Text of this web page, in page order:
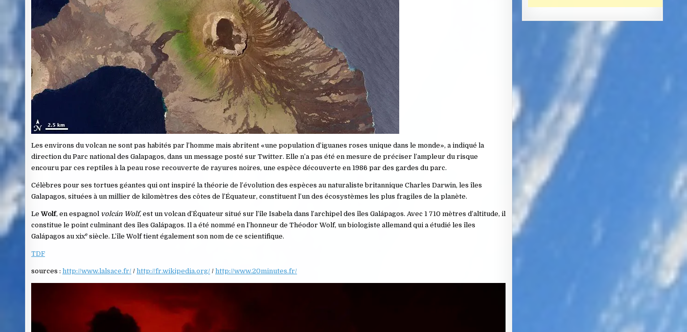
Les environs du volcan ne sont pas habités par l’homme mais abritent «une population d’iguanes roses unique dans le monde», a indiqué la
direction du Parc national des Galapagos, dans un message posté sur Twitter. Elle n’a pas été en mesure de préciser l’ampleur du risque
encouru par ces reptiles à la peau rose recouverte de rayures noires, une espèce découverte en 1986 par des gardes du parc.
Célèbres pour ses tortues géantes qui ont inspiré la théorie de l’évolution des espèces au naturaliste britannique Charles Darwin, les îles
Galapagos, situées à un millier de kilomètres des côtes de l’Équateur, constituent l’un des écosystèmes les plus fragiles de la planète.
LeWolf, en espagnol volcán Wolf, est un volcan d’Équateur situé sur l’île Isabela dans l’archipel des îles Galápagos. Avec 1 710 mètres d’altitude, il
constitue le point culminant des îles Galápagos. Il a été nommé en l’honneur de Théodor Wolf, un biologiste allemand qui a étudié les îles
Galápagos auxixe siècle. L’île Wolf tient également son nom de ce scientifique.
TDF
sources :http://www.lalsace.fr/ /http://fr.wikipedia.org/ /http://www.20minutes.fr/